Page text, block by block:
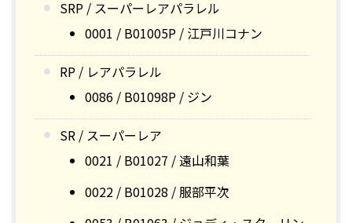
SRP / スーパーレアパラレル
0001 / B01005P / 江戸川コナン
RP / レアパラレル
0086 / B01098P / ジン
SR / スーパーレア
0021 / B01027 / 遠山和葉
0022 / B01028 / 服部平次